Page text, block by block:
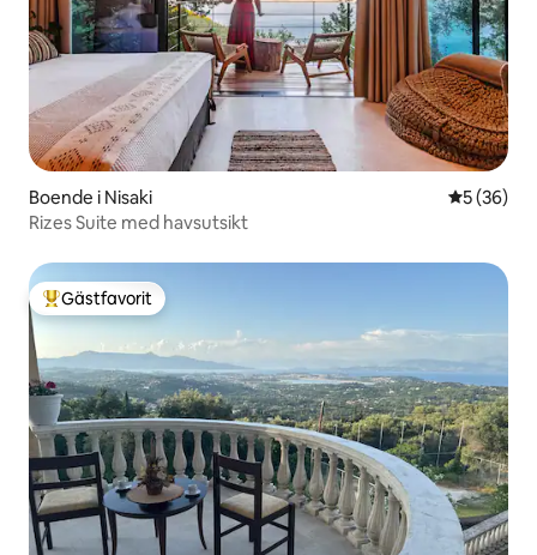
Boende i Nisaki 5 av 5 i
5 (36)
Rizes Suite med havsutsikt
Populär gästfavorit
Gästfavorit